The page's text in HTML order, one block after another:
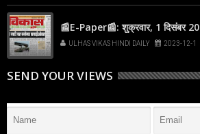
📰E-Paper📰: शुक्रवार, 1 दिसंबर
ULHAS VIKAS HINDI DAILY 2023-12-1
SEND YOUR VIEWS